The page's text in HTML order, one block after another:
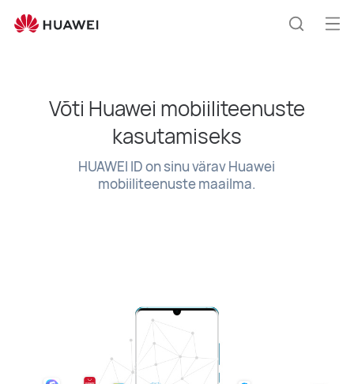
Ava
Võti Huawei mobiiliteenuste
kasutamiseks
HUAWEI ID on sinu värav Huawei
mobiiliteenuste maailma.